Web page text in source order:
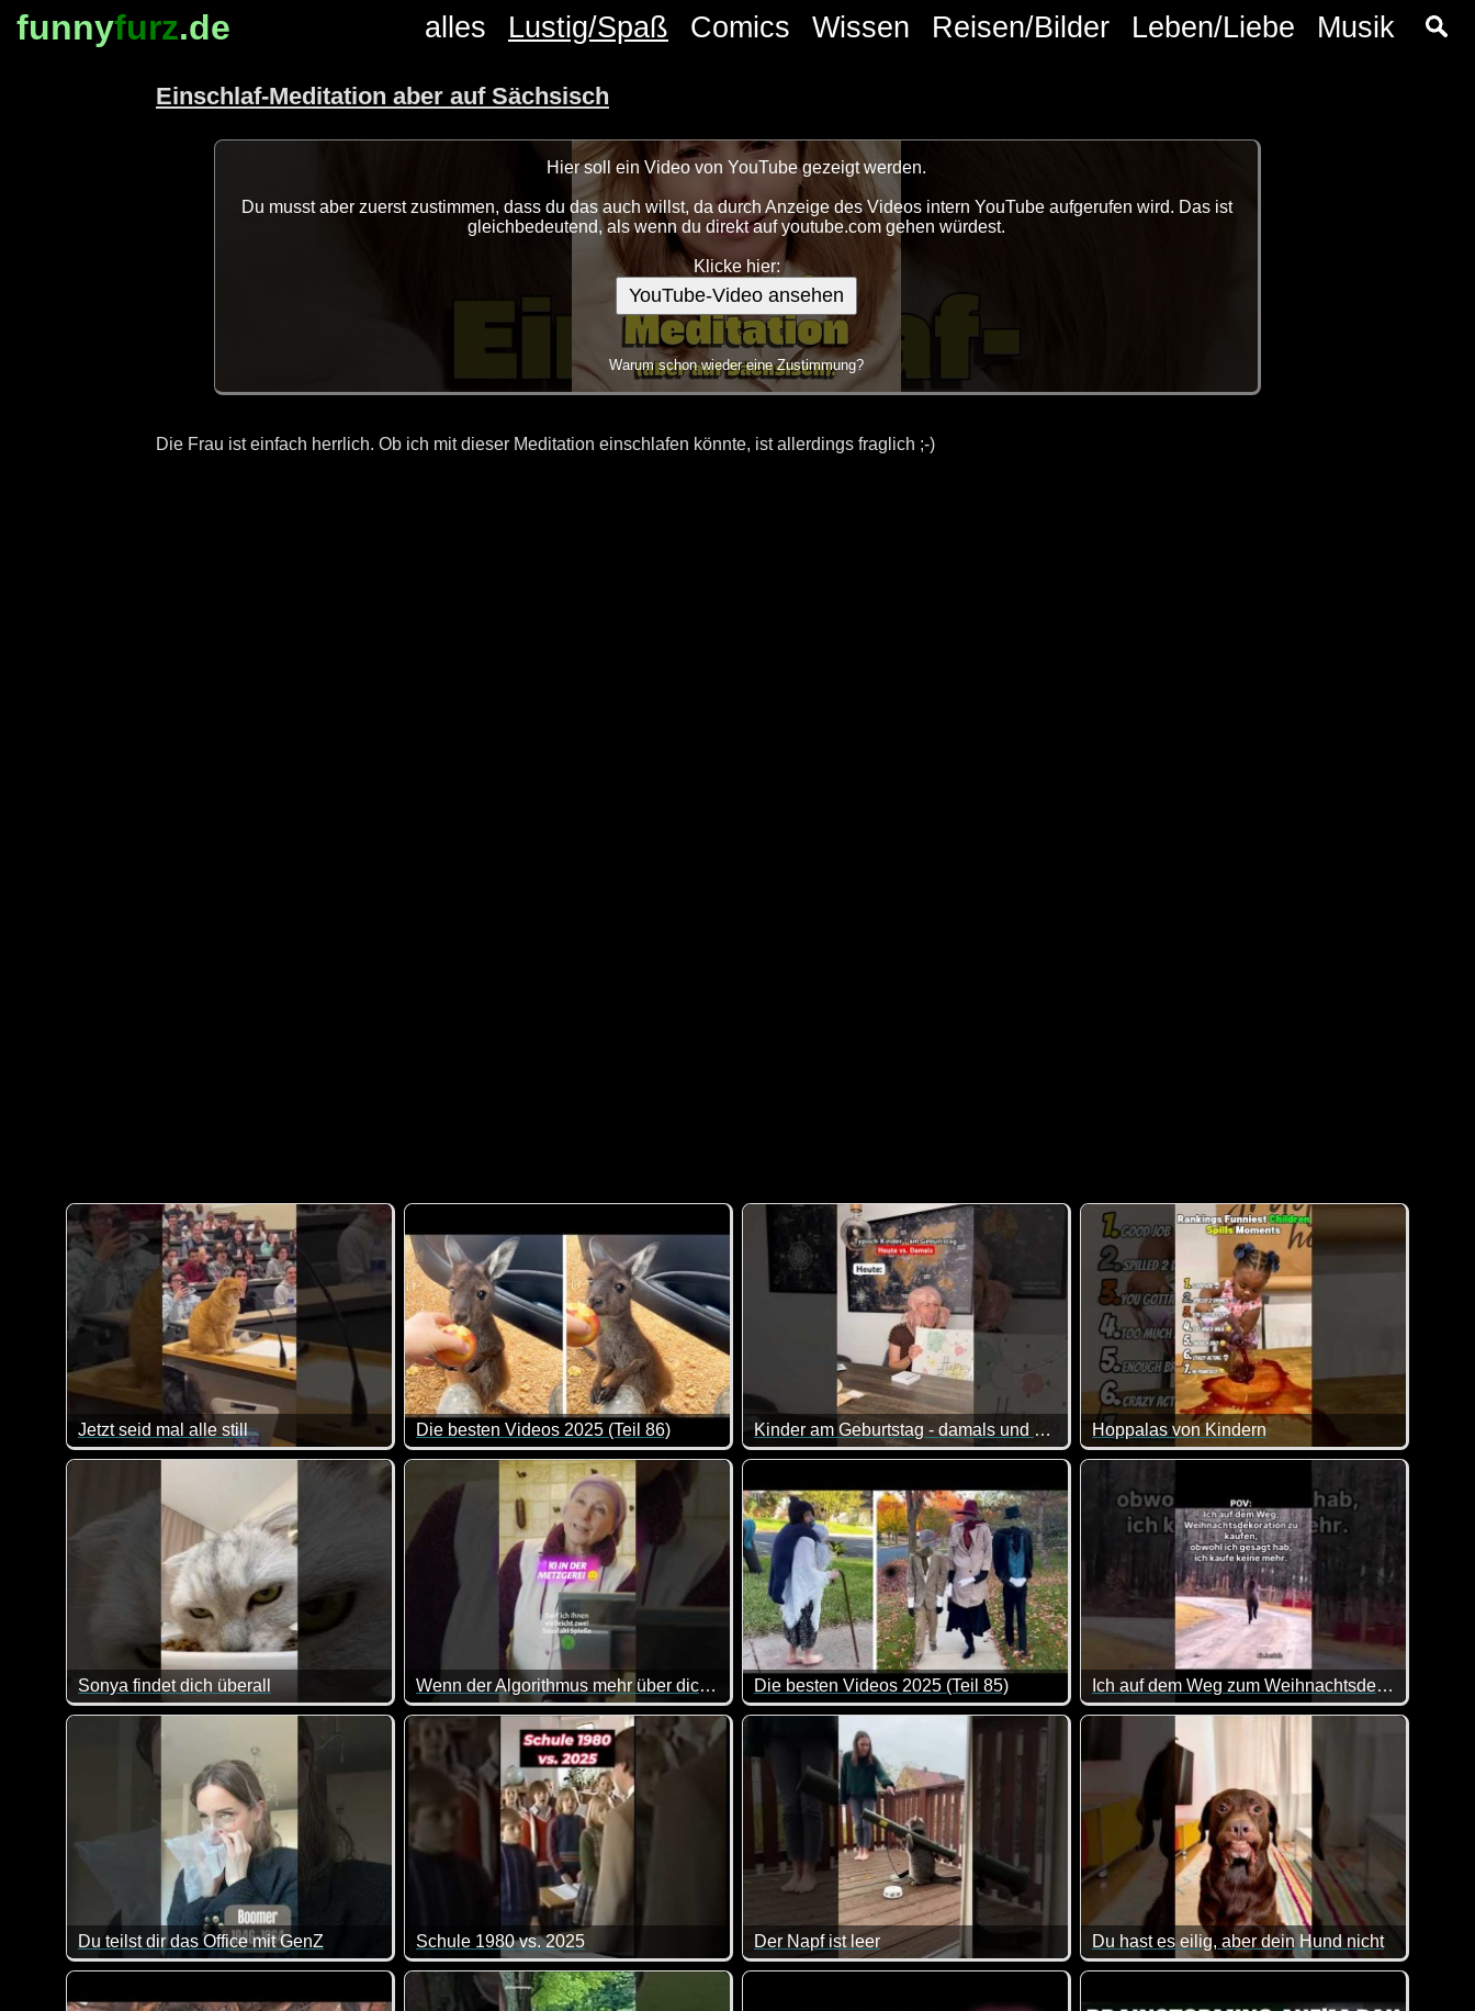
funnyfurz.de alles Lustig/Spaß Comics Wissen Reisen/Bilder Leben/Liebe Musik
Einschlaf-Meditation aber auf Sächsisch
Hier soll ein Video von YouTube gezeigt werden.
Du musst aber zuerst zustimmen, dass du das auch willst, da durch Anzeige des Videos intern YouTube aufgerufen wird. Das ist
gleichbedeutend, als wenn du direkt auf youtube.com gehen würdest.
Klicke hier:
YouTube-Video ansehen
Warum schon wieder eine Zustimmung?
Die Frau ist einfach herrlich. Ob ich mit dieser Meditation einschlafen könnte, ist allerdings fraglich ;-)
Jetzt seid mal alle still
So lustig wie der Professor sagt, die Studenten sollen jetzt alle mal still sein und den Katzenprofessor beginnen lassen :-)
Die besten Videos 2025 (Teil 86)
Eine tolle Zusammenstellung von lustigen Videos. Klasse gemacht, da von allem was dabei ist. Viel Spaß damit!
Kinder am Geburtstag - damals und heute
Zum Glück sind heute nicht alle Kinder so, aber es gibt schon einen großen Unterschied in
Hoppalas von Kindern
Sie geben einem so viel zurück :-) Allerdings
Sonya findet dich überall
Es ist anscheinend unmöglich, sich vor dieser Katze Nimmersatt zu verstecken ;-)
Wenn der Algorithmus mehr über dich weiß als du
Lustig im Video, aber in der Realität wäre das dann doch etwas beängstigend :-)
Die besten Videos 2025 (Teil 85)
Eine tolle Zusammenstellung von lustigen Videos. Klasse gemacht, da von allem was dabei
Ich auf dem Weg zum Weihnachtsdeko-Kauf
Das haben sich schon viele Leute
Du teilst dir das Office mit GenZ
Mal wieder ein herrliches Video zu den unterschiedlichen Generationen. Klasse!
Schule 1980 vs. 2025
Der kleine aber feine Unterschied was den Beginn des Schulunterrichts angeht.
Der Napf ist leer
Zum Glück sind wir soweit noch nicht :-)
Du hast es eilig, aber dein Hund nicht
Ich glaube, Hunde merken es, wenn man es